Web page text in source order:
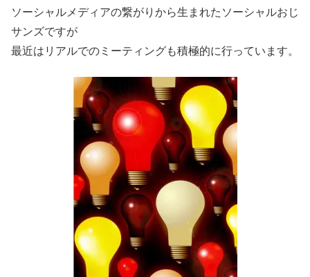
ソーシャルメディアの繋がりから生まれたソーシャルおじ
サンズですが
最近はリアルでのミーティングも積極的に行っています。